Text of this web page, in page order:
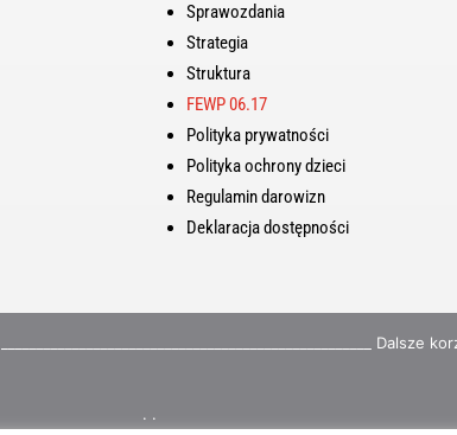
Sprawozdania
Strategia
Struktura
FEWP 06.17
Polityka prywatności
Polityka ochrony dzieci
Regulamin darowizn
Deklaracja dostępności
. .